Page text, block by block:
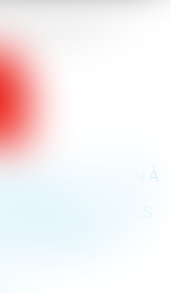
est présumée accomplie en cas de
de procédure pénale
: LA CITATION À
DE RESPECT DES
558 DU
PÉNALE